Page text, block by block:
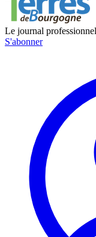
Le journal
S'abonner